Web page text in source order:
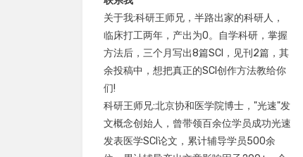
关于我:科研王师兄，半路出家的科研人，
临床打工两年，产出为0。自学科研，掌握
方法后，三个月写出8篇SCI，见刊2篇，其
余投稿中，想把真正的SCI创作方法教给你
们!
科研王师兄:北京协和医学院博士，"光速"发
文概念创始人，曾带领百余位学员成功光速
发表医学SCI论文，累计辅导学员500余